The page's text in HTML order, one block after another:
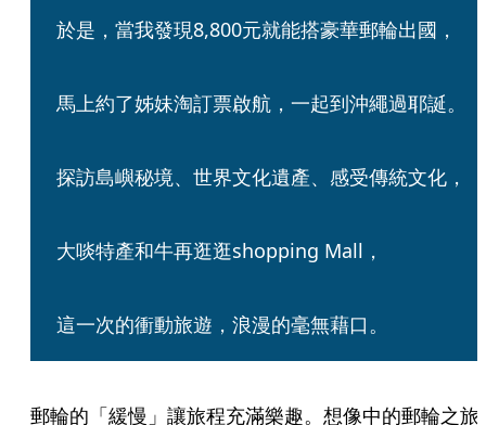
於是，當我發現8,800元就能搭豪華郵輪出國，
馬上約了姊妹淘訂票啟航，一起到沖繩過耶誕。
探訪島嶼秘境、世界文化遺產、感受傳統文化，
大啖特產和牛再逛逛shopping Mall，
這一次的衝動旅遊，浪漫的毫無藉口。
郵輪的「緩慢」讓旅程充滿樂趣。想像中的郵輪之旅